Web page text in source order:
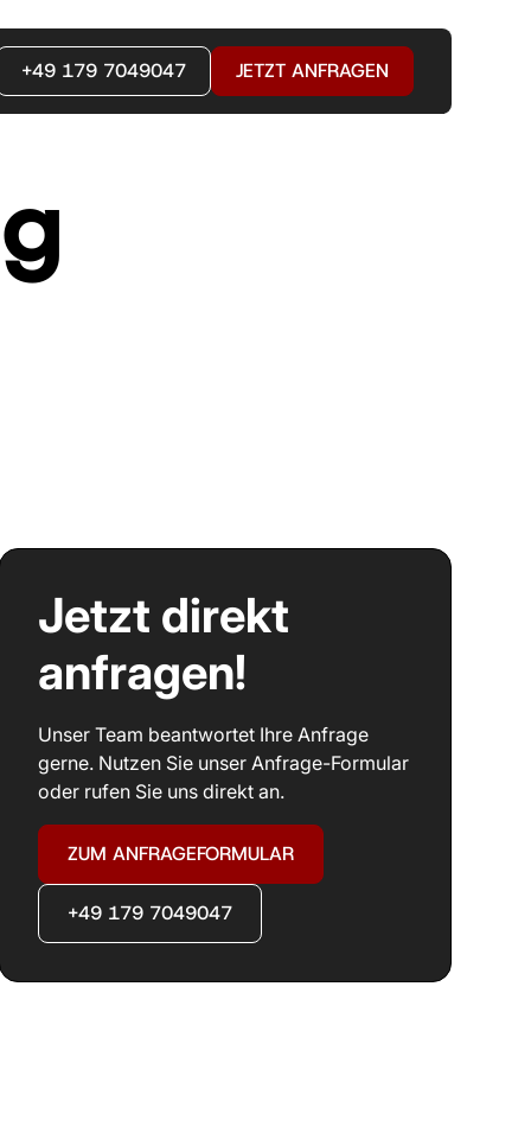
+49 179 7049047 JETZT ANFRAGEN
Jetzt direkt
anfragen!
Unser Team beantwortet Ihre Anfrage
gerne. Nutzen Sie unser Anfrage-Formular
oder rufen Sie uns direkt an.
ZUM ANFRAGEFORMULAR
+49 179 7049047